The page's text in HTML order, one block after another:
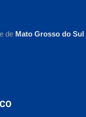
de Mato Grosso do Sul